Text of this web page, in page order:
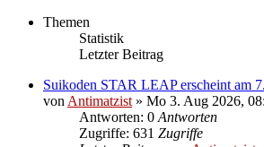
Themen
Statistik
Letzter Beitrag
Suikoden STAR LEAP erscheint am
von Antimatzist » Mo 3. Aug 2026,
Antworten: 0 Antworten
Zugriffe: 631 Zugriffe